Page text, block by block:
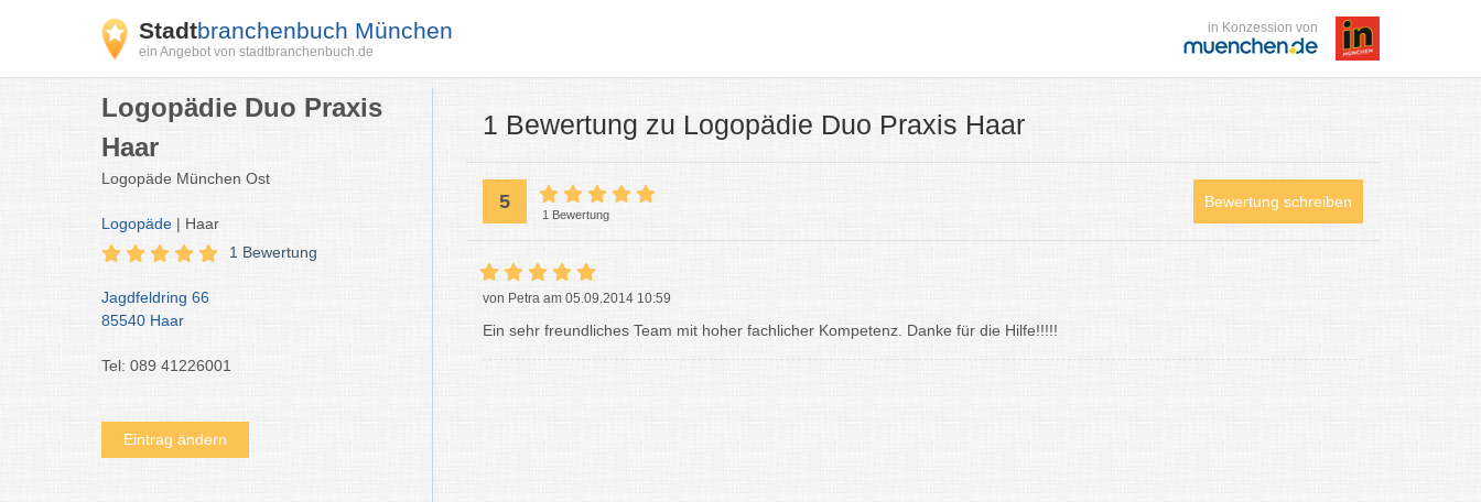
Stadtbranchenbuch München
ein Angebot von stadtbranchenbuch.de
in Konzession von
Logopädie Duo Praxis
Haar
Logopäde München Ost
Logopäde | Haar
1 Bewertung
Jagdfeldring 66
85540 Haar
Tel: 089 41226001
Eintrag ändern
1 Bewertung zu Logopädie Duo Praxis Haar
5
1 Bewertung
Bewertung schreiben
von Petra am 05.09.2014 10:59
Ein sehr freundliches Team mit hoher fachlicher Kompetenz. Danke für die Hilfe!!!!!